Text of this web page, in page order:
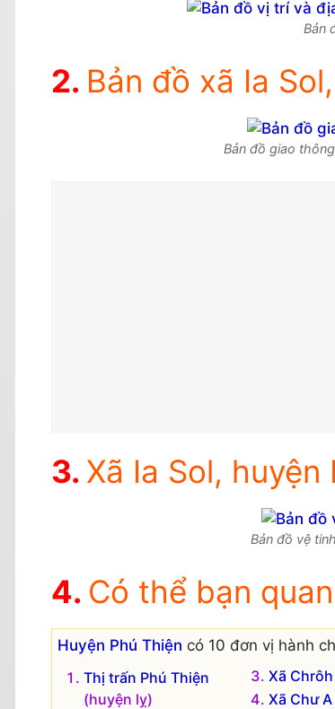
Bản
Bản đồ xã Ia
Bản đồ giao
Xã Ia Sol,
Bản đồ vệ
Có thể bạn
Huyện Phú Thiện có 10 đơn vị hành
Thị trấn Phú Thiện
(huyện lỵ)
Xã
Xã Chư